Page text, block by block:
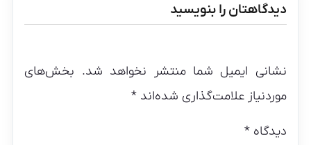
دیدگاهتان را بنویسید
نشانی ایمیل شما منتشر نخواهد شد. بخش‌های
موردنیاز علامت‌گذاری شده‌اند*
دیدگاه*